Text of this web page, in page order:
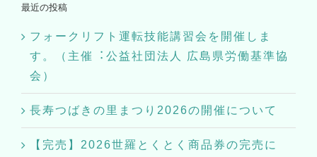
最近の投稿
フォークリフト運転技能講習会を開催しま
す。（主催︓公益社団法⼈ 広島県労働基準協
会）
長寿つばきの里まつり2026の開催について
【完売】2026世羅とくとく商品券の完売に